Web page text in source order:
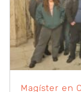
Magíster en